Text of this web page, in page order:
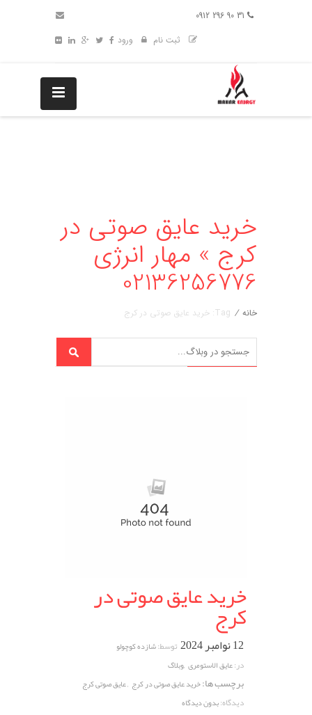
ثبت نام
ورود
خرید عایق صوتی در
کرج » مهار انرژی
02136256776
خانه / Tag: خرید عایق صوتی در کرج
خرید عایق صوتی در
کرج
12 نوامبر 2024 توسط:شازده کوچولو
در:عایق الاستومری ,وبلاگ
برچسب ها:خرید عایق صوتی در کرج ,عایق صوتی کرج
دیدگاه:بدون دیدگاه